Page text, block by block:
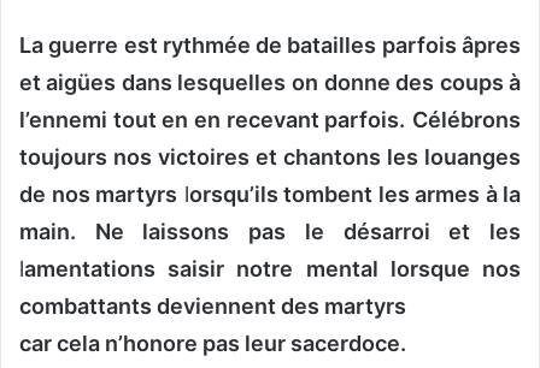
La guerre est rythmée de batailles parfois âpres
et aigües dans lesquelles on donne des coups à
l’ennemi tout en en recevant parfois. Célébrons
toujours nos victoires et chantons les louanges
de nos martyrs lorsqu’ils tombent les armes à la
main. Ne laissons pas le désarroi et les
lamentations saisir notre mental lorsque nos
combattants deviennent des martyrs
car cela n’honore pas leur sacerdoce.